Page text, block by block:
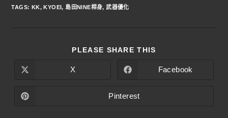
TAGS: KK, KYOEI, 島田NINE桿身, 武器優化
PLEASE SHARE THIS
X Facebook
Pinterest